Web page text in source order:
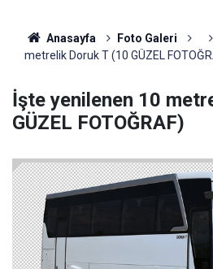
Anasayfa Foto Galeri
metrelik Doruk T (10 GÜZEL
İşte yenilenen 10
GÜZEL FOTOĞRAF)